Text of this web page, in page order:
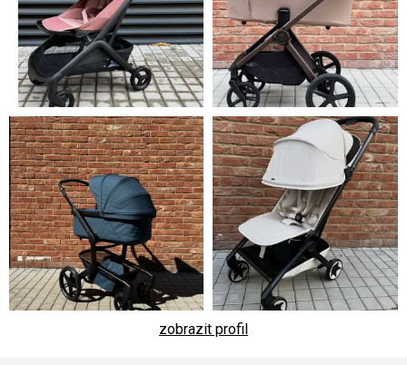
zobrazit profil